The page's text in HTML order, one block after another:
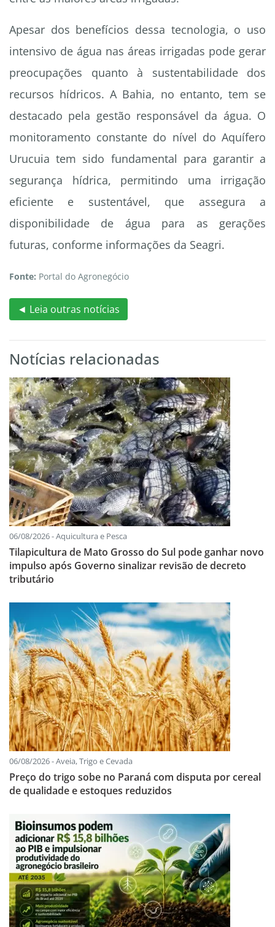
Apesar dos benefícios dessa tecnologia, o uso
intensivo de água nas áreas irrigadas pode gerar
preocupações quanto à sustentabilidade dos
recursos hídricos. A Bahia, no entanto, tem se
destacado pela gestão responsável da água. O
monitoramento constante do nível do Aquífero
Urucuia tem sido fundamental para garantir a
segurança hídrica, permitindo uma irrigação
eficiente e sustentável, que assegura a
disponibilidade de água para as gerações
futuras, conforme informações da Seagri.
Fonte: Portal do Agronegócio
◄ Leia outras notícias
Notícias relacionadas
06/08/2026 - Aquicultura e Pesca
Tilapicultura de Mato Grosso do Sul pode ganhar novo
impulso após Governo sinalizar revisão de decreto
tributário
06/08/2026 - Aveia, Trigo e Cevada
Preço do trigo sobe no Paraná com disputa por cereal
de qualidade e estoques reduzidos